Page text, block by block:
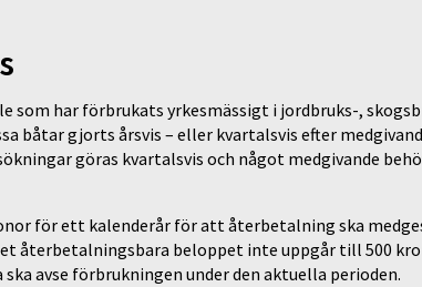
som har förbrukats yrkesmässigt i jordbruks-,
båtar gjorts årsvis – eller kvartalsvis efter
göras kvartalsvis och något medgivande
för ett kalenderår för att återbetalning ska
återbetalningsbara beloppet inte uppgår till 500
avse förbrukningen under den aktuella perioden.